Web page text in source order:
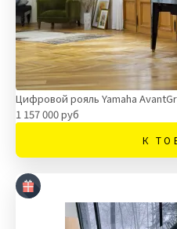
Цифровой рояль Yamaha
1 157 000 руб
К